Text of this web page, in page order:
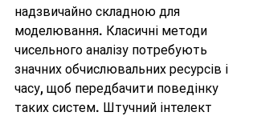
надзвичайно складною для
моделювання. Класичні методи
чисельного аналізу потребують
значних обчислювальних ресурсів і
часу, щоб передбачити поведінку
таких систем. Штучний інтелект